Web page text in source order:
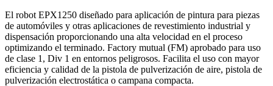
El robot EPX1250 diseñado para aplicación de pintura para piezas
de automóviles y otras aplicaciones de revestimiento industrial y
dispensación proporcionando una alta velocidad en el proceso
optimizando el terminado. Factory mutual (FM) aprobado para uso
de clase 1, Div 1 en entornos peligrosos. Facilita el uso con mayor
eficiencia y calidad de la pistola de pulverización de aire, pistola de
pulverización electrostática o campana compacta.